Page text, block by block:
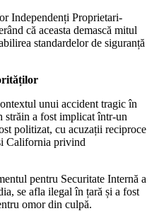
Independenți Proprietari-
că aceasta demască mitul
standardelor de siguranță
unui accident tragic în
străin a fost implicat într-un
politizat, cu acuzații reciproce
California privind
pentru Securitate Internă a
se afla ilegal în țară și a fost
omor din culpă.